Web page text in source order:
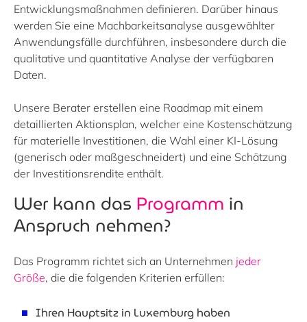
Entwicklungsmaßnahmen definieren. Darüber hinaus
werden Sie eine Machbarkeitsanalyse ausgewählter
Anwendungsfälle durchführen, insbesondere durch die
qualitative und quantitative Analyse der verfügbaren
Daten.
Unsere Berater erstellen eine Roadmap mit einem
detaillierten Aktionsplan, welcher eine Kostenschätzung
für materielle Investitionen, die Wahl einer KI-Lösung
(generisch oder maßgeschneidert) und eine Schätzung
der Investitionsrendite enthält.
Wer kann das Programm in
Anspruch nehmen?
Das Programm richtet sich an Unternehmen jeder
Größe, die die folgenden Kriterien erfüllen:
Ihren Hauptsitz in Luxemburg haben